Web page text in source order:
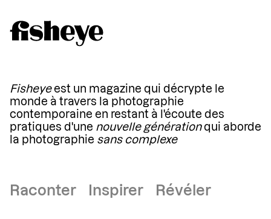
Fisheyeest un magazine qui décrypte le
monde à travers la photographie
contemporaine en restant à l'écoute des
pratiques d'une nouvelle générationqui aborde
la photographie sans complexe
Raconter Inspirer Révéler